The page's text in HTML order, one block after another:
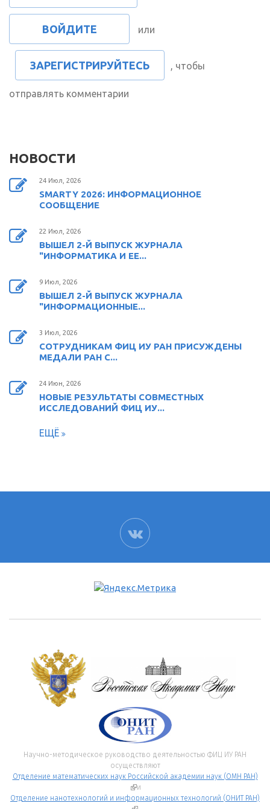
ВОЙДИТЕ или
ЗАРЕГИСТРИРУЙТЕСЬ , чтобы
отправлять комментарии
НОВОСТИ
24 Июл, 2026
SMARTY 2026: ИНФОРМАЦИОННОЕ
СООБЩЕНИЕ
22 Июл, 2026
ВЫШЕЛ 2-Й ВЫПУСК ЖУРНАЛА
"ИНФОРМАТИКА И ЕЕ...
9 Июл, 2026
ВЫШЕЛ 2-Й ВЫПУСК ЖУРНАЛА
"ИНФОРМАЦИОННЫЕ...
3 Июл, 2026
СОТРУДНИКАМ ФИЦ ИУ РАН ПРИСУЖДЕНЫ
МЕДАЛИ РАН С...
24 Июн, 2026
НОВЫЕ РЕЗУЛЬТАТЫ СОВМЕСТНЫХ
ИССЛЕДОВАНИЙ ФИЦ ИУ...
ЕЩЁ
ВК
Научно-методическое руководство деятельностью ФИЦ ИУ РАН
осуществляют
Отделение математических наук Российской академии наук (ОМН РАН)
(внешняя ссылка)
и
Отделение нанотехнологий и информационных технологий (ОНИТ РАН)